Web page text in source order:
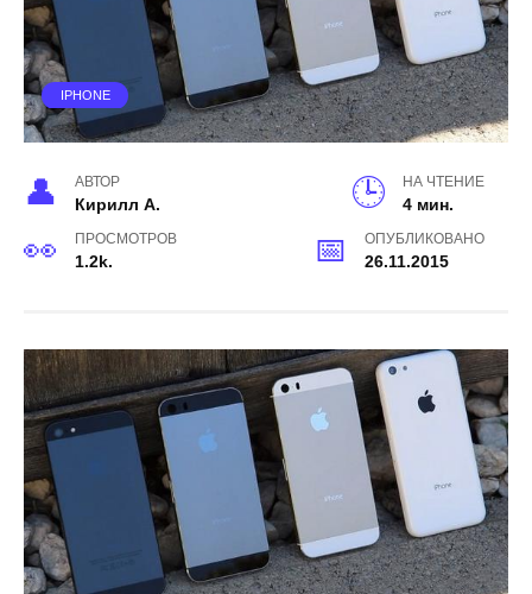
IPHONE
АВТОР
Кирилл А.
НА ЧТЕНИЕ
4 мин.
ПРОСМОТРОВ
1.2k.
ОПУБЛИКОВАНО
26.11.2015